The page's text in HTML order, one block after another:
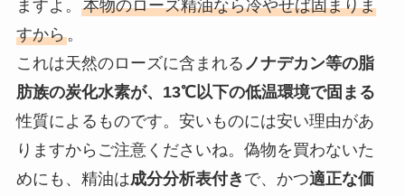
ますよ。 本物のローズ精油なら冷やせば固まりま
すから。
これは天然のローズに含まれる ノナデカン等の脂
肪族の炭化水素が、13℃以下の低温環境で固まる
性質によるものです。安いものには安い理由があ
りますからご注意くださいね。偽物を買わないた
めにも、精油は成分分析表付き で、かつ適正な価